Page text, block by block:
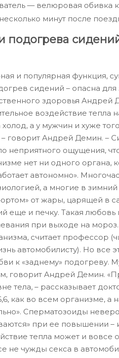
— велюровая обивка
минут после
подогрева
и популярная функция,
сидений – опасна
здоровья
воздействие тепла
а у мужчин и хуже
говорит Андрей Демин. –
неприятного ощущения,
нет ни одного органа,
автономно».
а многие в
от жары, царящей в
еще и печку. Такая
при выходе на
считает профессор
автомобилисту). Но
к «заднему» подогреву.
говорит Андрей Демин.
тела, – рассказывает
как во всем организме,
Сперматозоиды
при ее повышении –
тепла может и вовсе
не чужды секса в